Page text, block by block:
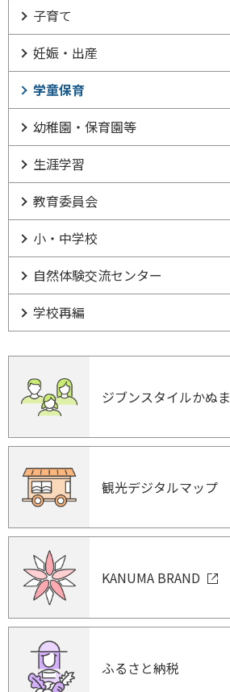
子育て
妊娠・出産
学童保育
幼稚園・保育園等
生涯学習
教育委員会
小・中学校
自然体験交流センター
学校再編
ジブンスタイルかぬま
観光デジタルマップ
KANUMA BRAND
ふるさと納税